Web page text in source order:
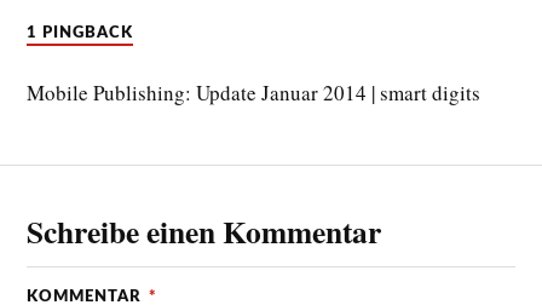
1 PINGBACK
Mobile Publishing: Update Januar 2014 | smart digits
Schreibe einen Kommentar
KOMMENTAR *